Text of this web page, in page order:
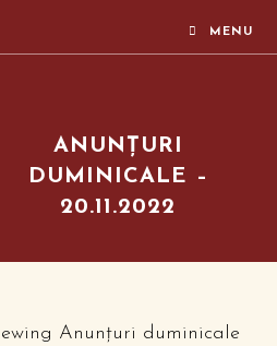
MENU
ANUNȚURI
DUMINICALE –
20.11.2022